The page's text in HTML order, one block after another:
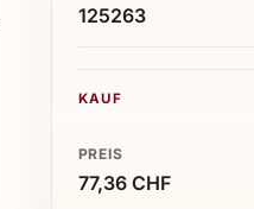
125263
KAUF
PREIS
77,36 CHF